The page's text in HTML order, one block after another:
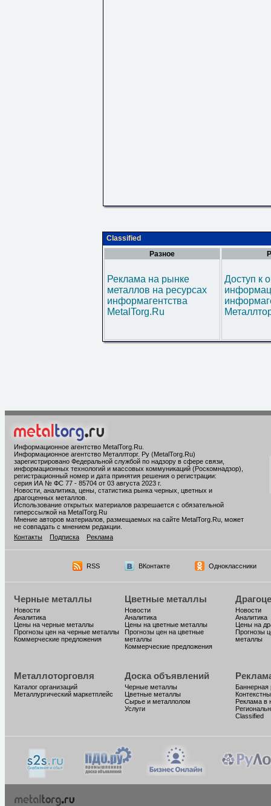
Classified
Разное
Реклама на рынке
металлов на ресурсах
информагентства
MetalTorg.Ru
Доступ к
Информационное агентство MetalTorg.Ru
Информационное агентство Металлторг. Ру (MetalTorg.Ru)
зарегистрировано Федеральной службой по надзору в сфере связи,
информационных технологий и массовых коммуникаций (Роскомнадзор),
регистрационный номер и дата принятия решения о регистрации:
серия ИА № ФС 77 - 85704 от 03 августа 2023 г.
Новости, аналитика, цены, статистика рынка черных, цветных и
драгоценных металлов.
Использование открытых материалов разрешается с обязательной
гиперссылкой на MetalTorg.Ru
Мнение авторов материалов, размещаемых на сайте MetalTorg.Ru, может
не совпадать с мнением редакции.
Контакты
Подписка Реклама
RSS ВКонтакте Одноклассники
Черные металлы
Новости
Аналитика
Цены на черные металлы
Прогнозы цен на черные металлы
Коммерческие предложения
Цветные металлы
Новости
Аналитика
Цены на цветные металлы
Прогнозы цен на цветные
металлы
Коммерческие предложения
Новости
Аналитика
Цены на
Прогнозы
металлы
Металлоторговля
Каталог организаций
Металлургический маркетплейс
Доска объявлений
Черные металлы
Цветные металлы
Сырье и металлолом
Услуги
Баннерная
Реклама в
Classified